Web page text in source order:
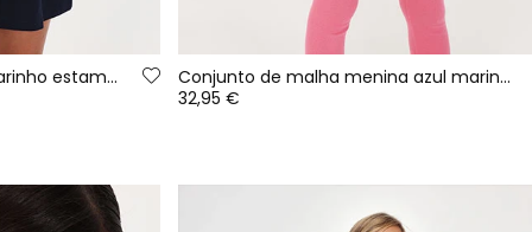
Vestido de malha azul-marinho estampado com lantejoulas
Conjunto de malha menina azul marinho estampado arco-íris
32,95 €